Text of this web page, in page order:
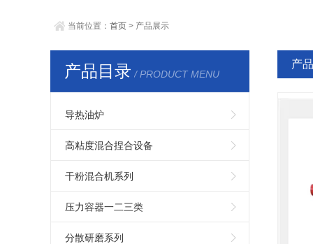
当前位置： 首页 > 产品展示
产品目录 / PRODUCT MENU
导热油炉
高粘度混合捏合设备
干粉混合机系列
压力容器一二三类
分散研磨系列
产